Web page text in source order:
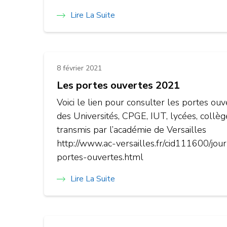
Lire La Suite
8 février 2021
Les portes ouvertes 2021
Voici le lien pour consulter les portes
des Universités, CPGE, IUT, lycées,
transmis par l’académie de Versailles
http://www.ac-versailles.fr/cid111600/
portes-ouvertes.html
Lire La Suite